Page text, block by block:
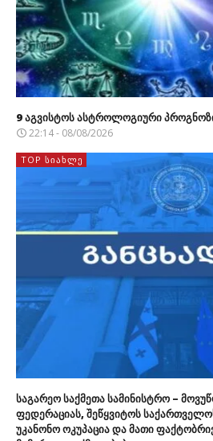
9 აგვისტოს ასტროლოგიური
22:14 - 08/08/2026
TOP ᲡᲘᲐᲮᲚᲔ
საგარეო საქმეთა სამინისტრო –
ფედერაციას, შეწყვიტოს
უკანონო ოკუპაცია და მათი